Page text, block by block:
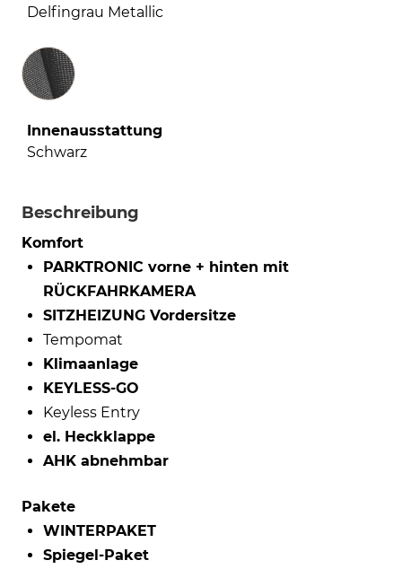
Delfingrau Metallic
Innenausstattung
Innenausstattung
Schwarz
Beschreibung
Komfort
PARKTRONIC vorne + hinten mit
RÜCKFAHRKAMERA
SITZHEIZUNG Vordersitze
Tempomat
Klimaanlage
KEYLESS-GO
Keyless Entry
el. Heckklappe
AHK abnehmbar
Pakete
WINTERPAKET
Spiegel-Paket